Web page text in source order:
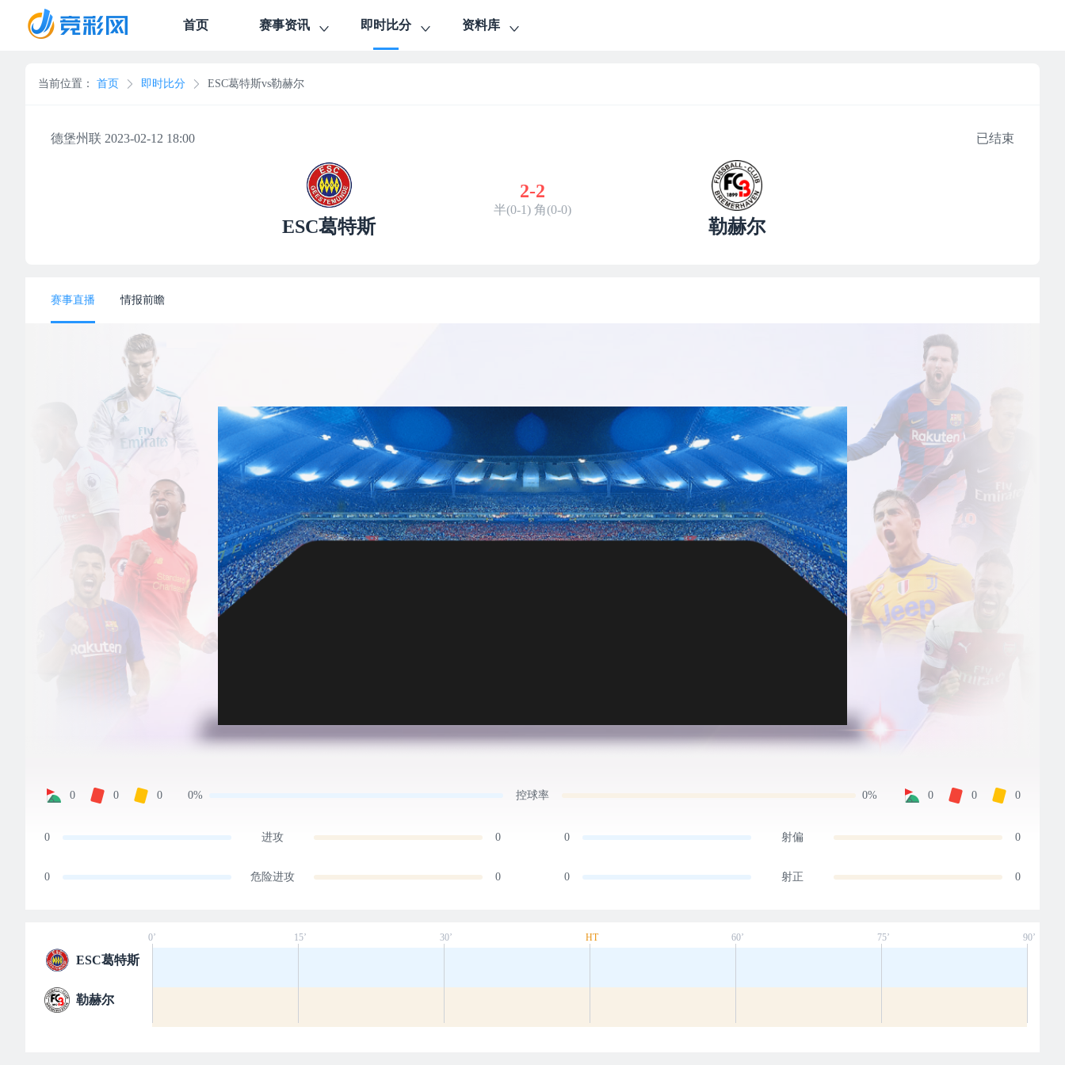
首页 赛事资讯 即时比分 资料库
当前位置： 首页 即时比分 ESC葛特斯vs勒赫尔
德堡州联 2023-02-12 18:00 已结束
ESC葛特斯
2-2
半(0-1) 角(0-0)
勒赫尔
赛事直播 情报前瞻
0 0 0 0% 控球率 0% 0 0 0
0 进攻 0
0 危险进攻 0
0 射偏 0
0 射正 0
ESC葛特斯
勒赫尔
0’ 15’ 30’ HT 60’ 75’ 90’